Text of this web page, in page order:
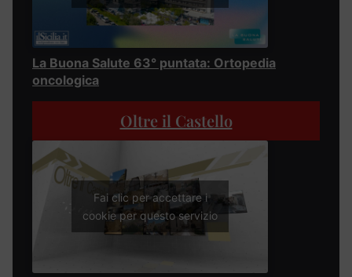
La Buona Salute 63° puntata: Ortopedia
oncologica
Oltre il Castello
Fai clic per accettare i
cookie per questo servizio